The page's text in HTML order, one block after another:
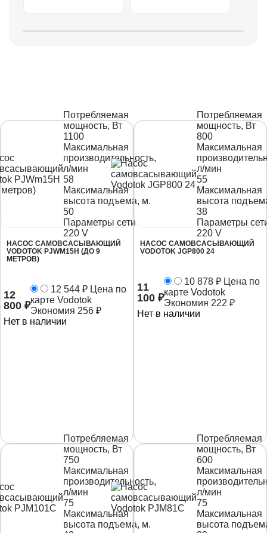
Потребляемая
мощность, Вт
1100
Максимальная
производительность,
л/мин
58
Максимальная
высота подъема, м.
50
Параметры сети
220 V
НАСОС САМОВСАСЫВАЮЩИЙ
VODOTOK PJWM15H (ДО 9
МЕТРОВ)
12
800 ₽
12 544 ₽ Цена по
карте Vodotok
Экономия 256 ₽
Нет в наличии
Потребляемая
мощность, Вт
800
Максимальная
л/мин
55
Максимальная
высота
38
Параметры
220 V
НАСОС САМОВСАСЫВАЮЩИЙ
VODOTOK JGP800 24
11
100 ₽
10 878 ₽ Цена по
карте Vodotok
Экономия 222 ₽
Нет в наличии
Потребляемая
мощность, Вт
750
Максимальная
производительность,
л/мин
75
Максимальная
высота подъема, м.
Потребляемая
мощность, Вт
600
Максимальная
л/мин
75
Максимальная
высота